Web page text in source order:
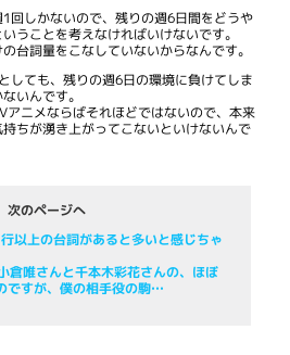
回しかないので、残りの週6日間をどうや
うことを考えなければいけないです。
台詞量をこなしていないからなんです。
しても、残りの週6日の環境に負けてしま
いんです。
アニメならばそれほどではないので、本来
ちが湧き上がってこないといけないんで
次のページへ
以上の台詞があると多いと感じちゃ
倉唯さんと千本木彩花さんの、ほぼ
ですが、僕の相手役の駒…